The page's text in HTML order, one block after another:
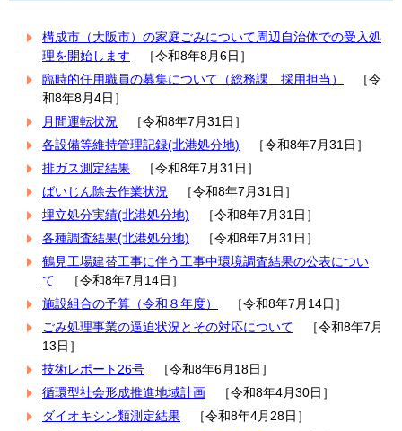
構成市（大阪市）の家庭ごみについて周辺自治体での受入処
理を開始します ［令和8年8月6日］
臨時的任用職員の募集について（総務課 採用担当）
［令
和8年8月4日］
月間運転状況
［令和8年7月31日］
各設備等維持管理記録(北港処分地) ［令和8年7月31日］
排ガス測定結果 ［令和8年7月31日］
ばいじん除去作業状況
［令和8年7月31日］
埋立処分実績(北港処分地) ［令和8年7月31日］
各種調査結果(北港処分地) ［令和8年7月31日］
鶴見工場建替工事に伴う工事中環境調査結果の公表につい
て ［令和8年7月14日］
施設組合の予算（令和８年度）
［令和8年7月14日］
ごみ処理事業の逼迫状況とその対応について ［令和8年7月
13日］
技術レポート26号 ［令和8年6月18日］
循環型社会形成推進地域計画 ［令和8年4月30日］
ダイオキシン類測定結果 ［令和8年4月28日］